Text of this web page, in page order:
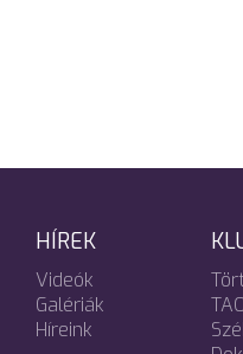
HÍREK
Videók
Galériák
Híreink